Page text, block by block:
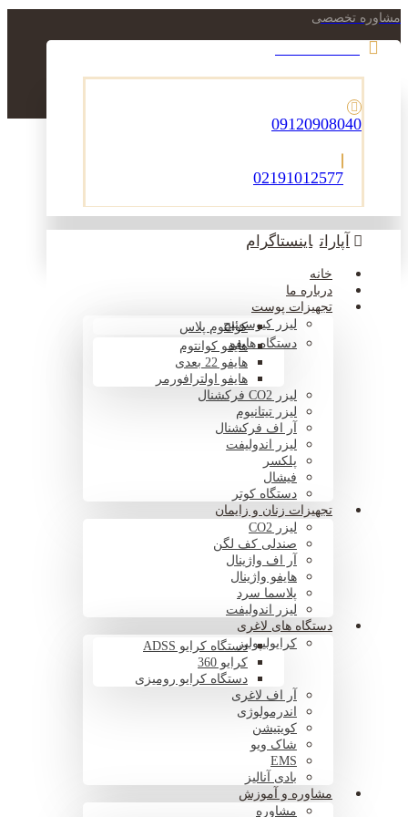
مشاوره تخصصی
09120908040
02191012577
آپارات اینستاگرام
خانه
درباره ما
تجهیزات پوست
لیزر کیوسوئیچکوانتوم پلاس
دستگاه هایفوهایفو کوانتوم
هایفو 22 بعدی
هایفو اولترافورمر
لیزر CO2 فرکشنال
لیزر تیتانیوم
آر اف فرکشنال
لیزر اندولیفت
پلکسر
فیشال
دستگاه کوتر
تجهیزات زنان و زایمان
لیزر CO2
صندلی کف لگن
آر اف واژینال
هایفو واژینال
پلاسما سرد
لیزر اندولیفت
دستگاه های لاغری
کرایولیپولیزدستگاه کرایو ADSS
کرایو 360
دستگاه کرایو رومیزی
آر اف لاغری
اندرمولوژی
کویتیشن
شاک ویو
EMS
بادی آنالیز
مشاوره و آموزش
مشاوره